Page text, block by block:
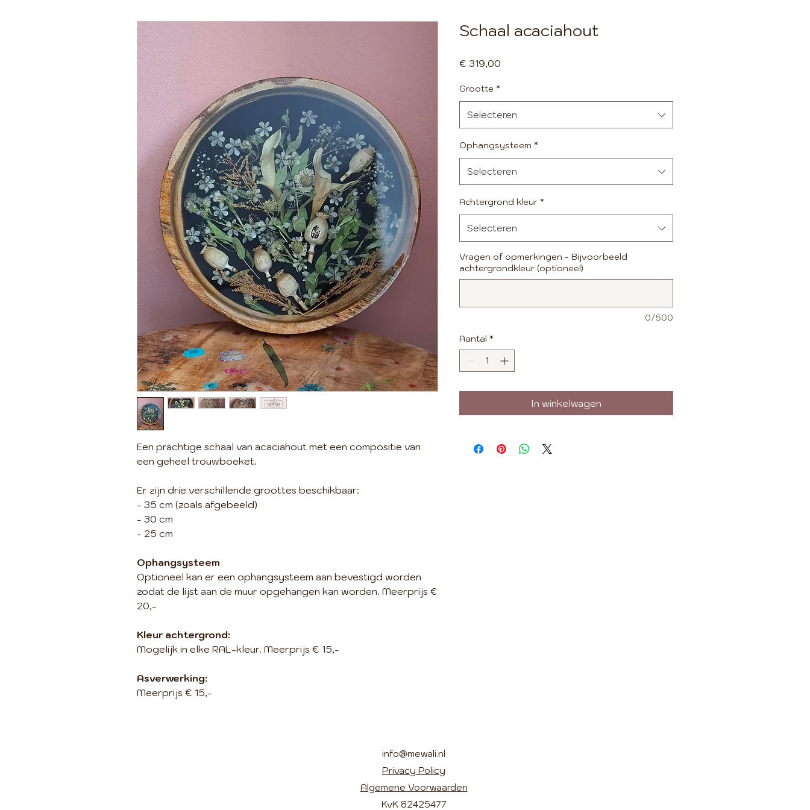
Een prachtige schaal van acaciahout met een compositie van
een geheel trouwboeket.
Er zijn drie verschillende groottes beschikbaar:
- 35 cm (zoals afgebeeld)
- 30 cm
- 25 cm
Ophangsysteem
Optioneel kan er een ophangsysteem aan bevestigd worden
zodat de lijst aan de muur opgehangen kan worden. Meerprijs €
20,-
Kleur achtergrond:
Mogelijk in elke RAL-kleur. Meerprijs € 15,-
Asverwerking:
Meerprijs € 15,-
Schaal acaciahout
€ 319,00
Grootte *
Selecteren
Ophangsysteem *
Selecteren
Achtergrond kleur *
Selecteren
Vragen of opmerkingen - Bijvoorbeeld
achtergrondkleur (optioneel)
0/500
Aantal *
In winkelwagen
info@mewali.nl
Privacy Policy
Algemene Voorwaarden
KvK 82425477